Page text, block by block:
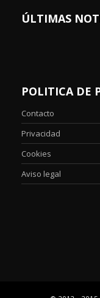
ÚLTIMAS
POLITICA DE
Contacto
Privacidad
Cookies
Aviso legal